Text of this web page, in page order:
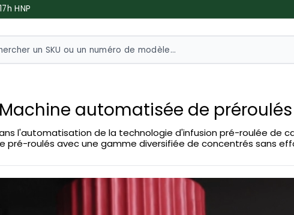
HNP
automatisée de
l'automatisation de la technologie d'infusion pré-roulée de
pré-roulés avec une gamme diversifiée de concentrés sans